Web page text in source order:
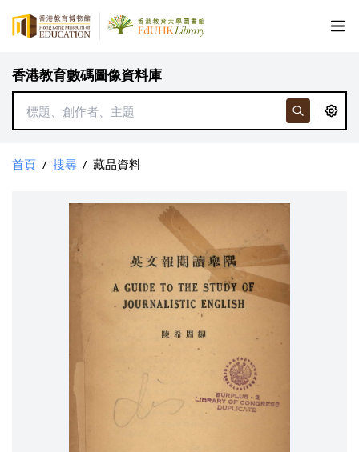
香港教育數碼圖像資料庫
首頁 / 搜尋 / 藏品資料